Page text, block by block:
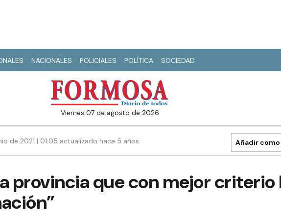
NACIONALES POLICIALES POLÍTICA SOCIEDAD
viernes 07 de agosto de 2026
de 2021 | 01:05 actualizado hace 5 años Añadir
provincia que con mejor criterio